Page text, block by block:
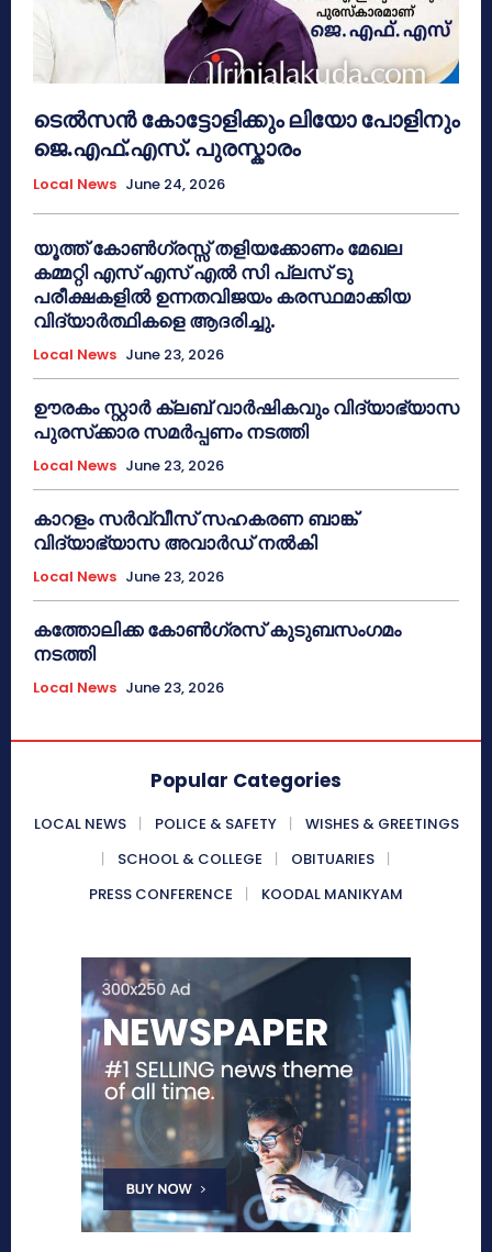
ടെൽസൻ കോട്ടോളിക്കും ലിയോ പോളിനും
ജെ.എഫ്.എസ്. പുരസ്കാരം
Local News June 24, 2026
യൂത്ത് കോൺഗ്രസ്സ് തളിയക്കോണം മേഖല
കമ്മറ്റി എസ് എസ് എൽ സി പ്ലസ് ടു
പരീക്ഷകളിൽ ഉന്നതവിജയം കരസ്ഥമാക്കിയ
വിദ്യാർത്ഥികളെ ആദരിച്ചു.
Local News June 23, 2026
ഊരകം സ്റ്റാർ ക്ലബ് വാർഷികവും വിദ്യാഭ്യാസ
പുരസ്‌ക്കാര സമർപ്പണം നടത്തി
Local News June 23, 2026
കാറളം സർവ്വീസ് സഹകരണ ബാങ്ക്
വിദ്യാഭ്യാസ അവാർഡ് നൽകി
Local News June 23, 2026
കത്തോലിക്ക കോൺഗ്രസ് കുടുബസംഗമം
നടത്തി
Local News June 23, 2026
Popular Categories
LOCAL NEWS POLICE & SAFETY
WISHES & GREETINGS
SCHOOL & COLLEGE
OBITUARIES
PRESS CONFERENCE
KOODAL MANIKYAM